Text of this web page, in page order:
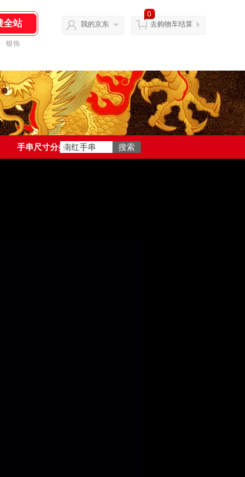
银饰
我的京东
0
去购物车结算
手串尺寸分类